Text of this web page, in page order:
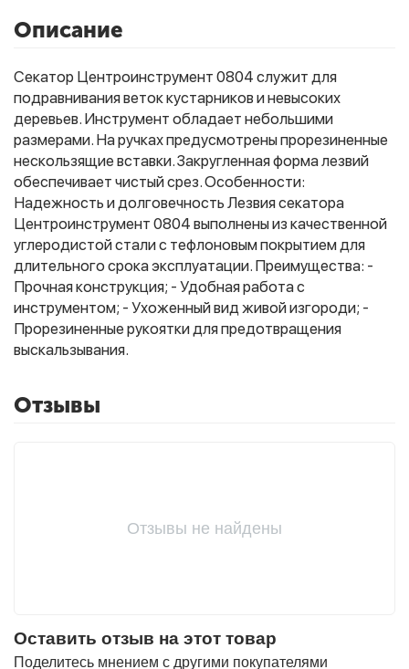
Фитолампы
Описание
Секатор Центроинструмент 0804 cлужит для
подравнивания веток кустарников и невысоких
деревьев. Инструмент обладает небольшими
размерами. На ручках предусмотрены прорезиненные
нескользящие вставки. Закругленная форма лезвий
обеспечивает чистый срез. Особенности:
Надежность и долговечность Лезвия секатора
Центроинструмент 0804 выполнены из качественной
углеродистой стали с тефлоновым покрытием для
длительного срока эксплуатации. Преимущества: -
Прочная конструкция; - Удобная работа с
инструментом; - Ухоженный вид живой изгороди; -
Прорезиненные рукоятки для предотвращения
выскальзывания.
Отзывы
Отзывы не найдены
Оставить отзыв на этот товар
Поделитесь мнением с другими покупателями